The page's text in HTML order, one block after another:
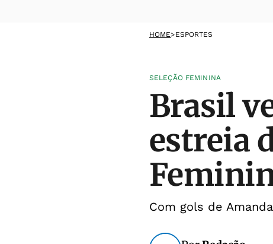
HOME>ESPORTES
SELEÇÃO FEMININA
Brasil
estreia
Com gols de